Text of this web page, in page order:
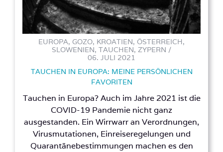
EUROPA, GOZO, KROATIEN, ÖSTERREICH,
SLOWENIEN, TAUCHEN, ZYPERN /
06. JULI 2021
TAUCHEN IN EUROPA: MEINE PERSÖNLICHEN
FAVORITEN
Tauchen in Europa? Auch im Jahre 2021 ist die
COVID-19 Pandemie nicht ganz
ausgestanden. Ein Wirrwarr an Verordnungen,
Virusmutationen, Einreiseregelungen und
Quarantänebestimmungen machen es den